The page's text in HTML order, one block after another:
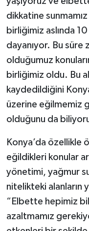
dikkatine
birliğimiz aslında
dayanıyor. Bu süre
olduğumuz
birliğimiz oldu. Bu
kaydedildiğini
üzerine eğilmemiz
olduğunu da
Konya’da özellikle
eğildikleri konular
yönetimi, yağmur
nitelikteki alanların
“Elbette hepimiz
azaltmamız